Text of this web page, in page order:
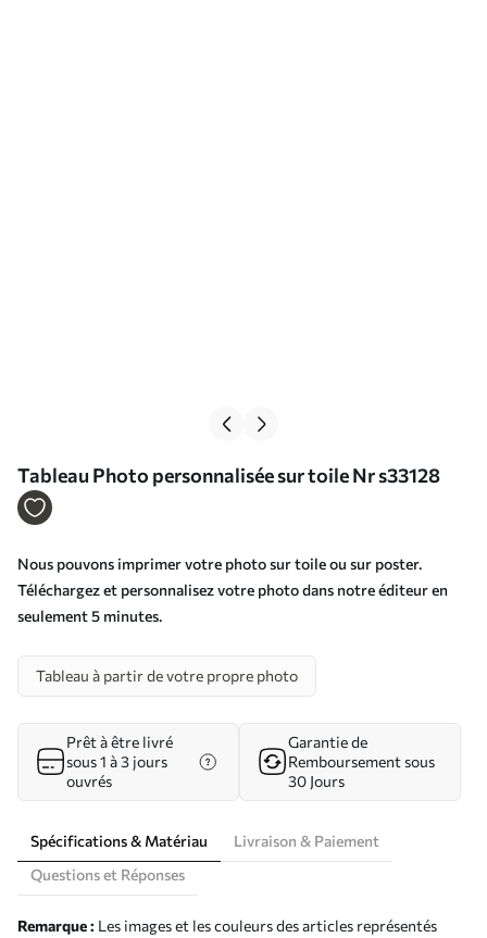
Tableau Photo personnalisée sur toile Nr s33128
Nous pouvons imprimer votre photo sur toile ou sur poster.
Téléchargez et personnalisez votre photo dans notre éditeur en
seulement 5 minutes.
Tableau à partir de votre propre photo
Prêt à être livré
sous 1 à 3 jours
ouvrés
Garantie de
Remboursement sous
30 Jours
Spécifications & Matériau
Livraison & Paiement
Questions et Réponses
Remarque : Les images et les couleurs des articles représentés